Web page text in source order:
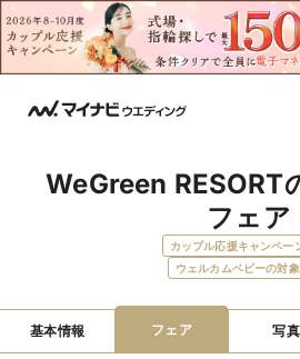
WeGreen RESORT
フェア
カップル応援キャンペー
ウェルカムベビーの対
基本情報 フェア 写真